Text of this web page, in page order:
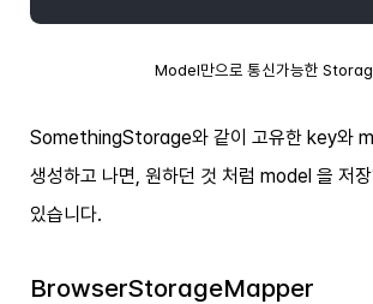
Model만으로 통신가능한
SomethingStorage와 같이 고유한 key와
생성하고 나면, 원하던 것 처럼 model 을 저
있습니다.
BrowserStorageMapper